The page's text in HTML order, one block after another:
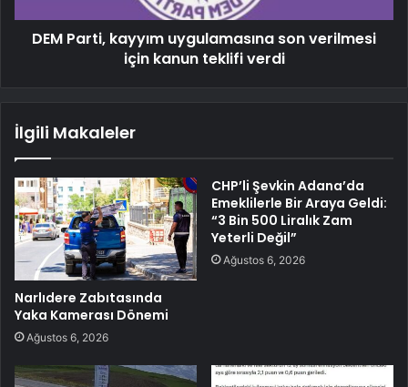
DEM Parti, kayyım uygulamasına son verilmesi
için kanun teklifi verdi
İlgili Makaleler
Narlıdere Zabıtasında
Yaka Kamerası Dönemi
Ağustos 6, 2026
CHP’li Şevkin Adana’da
Emeklilerle Bir Araya Geldi:
“3 Bin 500 Liralık Zam
Yeterli Değil”
Ağustos 6, 2026